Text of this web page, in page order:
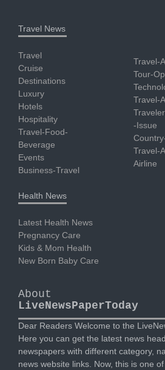
Travel News
Travel
Cruise
Destinations
Luxury
Hotels
Hospitality
Travel-Food-
Beverage
Events
Business-Travel
Travel-
Tour-
Travel-
-Issue
Travel-
Airline
Health News
Latest Health News
Pregnancy Care
Kids & Mom Health
New Born Baby Care
About
LiveNewsPaperToday
Dear Readers Welcome to the
Here you can get the latest news
newspapers with different category,
news website links. Now, this is one